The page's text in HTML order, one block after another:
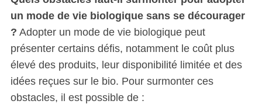
un mode de vie biologique sans se décourager
? Adopter un mode de vie biologique peut
présenter certains défis, notamment le coût plus
élevé des produits, leur disponibilité limitée et des
idées reçues sur le bio. Pour surmonter ces
obstacles, il est possible de :